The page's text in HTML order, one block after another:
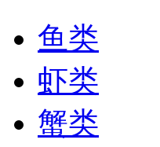
鱼类
虾类
蟹类